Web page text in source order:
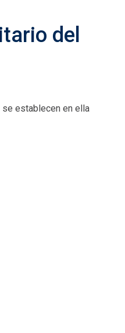
del
establecen en ella